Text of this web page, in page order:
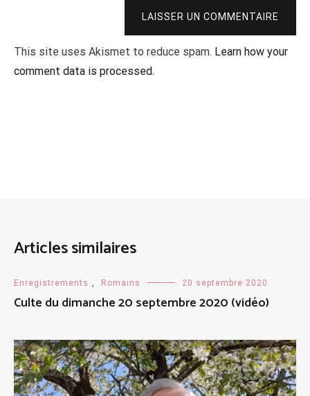
LAISSER UN COMMENTAIRE
This site uses Akismet to reduce spam. Learn how your
comment data is processed.
Articles similaires
Enregistrements , Romains 20 septembre 2020
Culte du dimanche 20 septembre 2020 (vidéo)